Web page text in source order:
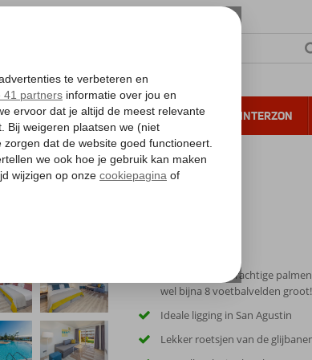
VERRE REIZEN ALL INCLUSIVE WINTERZON
Fijn hotel met prachtige
wel bijna 8 voetbalvelden groot!
Ideale ligging in San Agustin
Lekker roetsjen van de